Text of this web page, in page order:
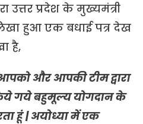
उत्तर प्रदेश के मुख्यमंत्री
हुआ एक बधाई पत्र देख
है,
औरआपकीटीमद्वारा
गयेबहुमूल्ययोगदानके
हूं|अयोध्यामेंएक